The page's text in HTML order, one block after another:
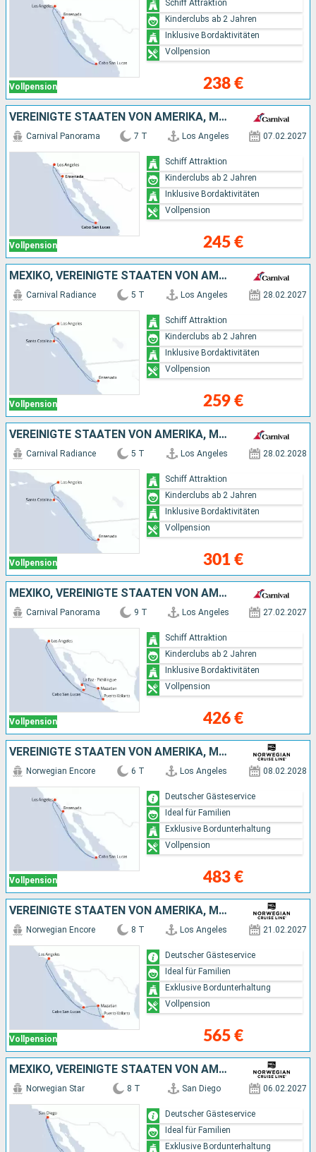
Vollpension 238 €
Schiff Attraktion
Kinderclubs ab 2 Jahren
Inklusive Bordaktivitäten
Vollpension
VEREINIGTE STAATEN VON AMERIKA, MEXIKO
Vollpension
Carnival Panorama 7 T Los Angeles 07.02.2027
245 €
Schiff Attraktion
Kinderclubs ab 2 Jahren
Inklusive Bordaktivitäten
Vollpension
MEXIKO, VEREINIGTE STAATEN VON AMERIKA
Vollpension
Carnival Radiance 5 T Los Angeles 28.02.2027
259 €
Schiff Attraktion
Kinderclubs ab 2 Jahren
Inklusive Bordaktivitäten
Vollpension
VEREINIGTE STAATEN VON AMERIKA, MEXIKO
Vollpension
Carnival Radiance 5 T Los Angeles 28.02.2028
301 €
Schiff Attraktion
Kinderclubs ab 2 Jahren
Inklusive Bordaktivitäten
Vollpension
MEXIKO, VEREINIGTE STAATEN VON AMERIKA
Vollpension
Carnival Panorama 9 T Los Angeles 27.02.2027
426 €
Schiff Attraktion
Kinderclubs ab 2 Jahren
Inklusive Bordaktivitäten
Vollpension
VEREINIGTE STAATEN VON AMERIKA, MEXIKO
Vollpension
Norwegian Encore 6 T Los Angeles 08.02.2028
483 €
Deutscher Gästeservice
Ideal für Familien
Exklusive Bordunterhaltung
Vollpension
VEREINIGTE STAATEN VON AMERIKA, MEXIKO
Vollpension
Norwegian Encore 8 T Los Angeles 21.02.2027
565 €
Deutscher Gästeservice
Ideal für Familien
Exklusive Bordunterhaltung
Vollpension
MEXIKO, VEREINIGTE STAATEN VON AMERIKA
Norwegian Star 8 T San Diego 06.02.2027
Deutscher Gästeservice
Ideal für Familien
Exklusive Bordunterhaltung